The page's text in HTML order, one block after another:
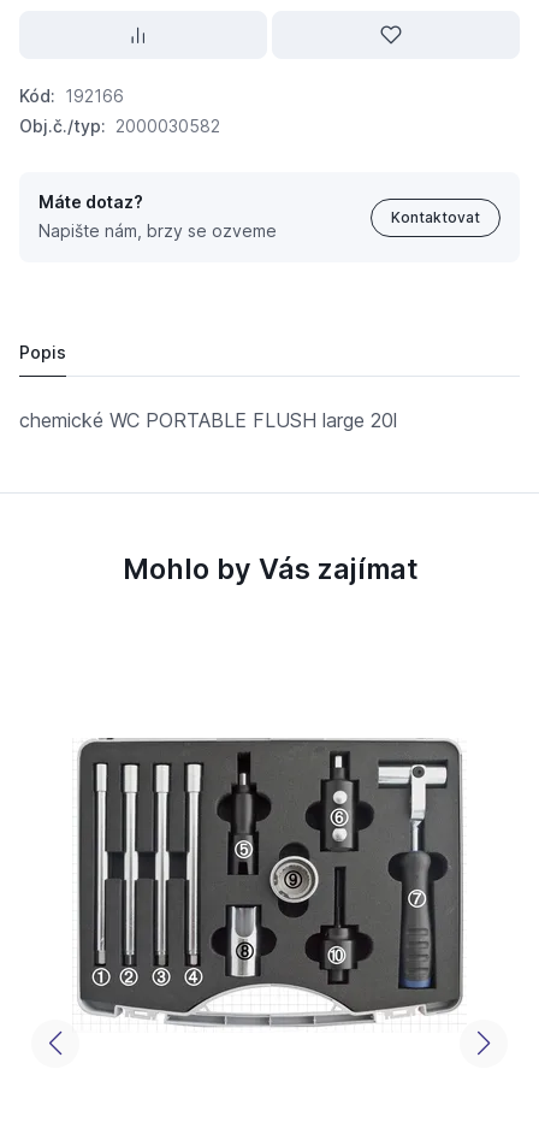
Kód: 192166
Obj.č./typ: 2000030582
Máte dotaz?
Napište nám, brzy se ozveme
Kontaktovat
Popis
chemické WC PORTABLE FLUSH large 20l
Mohlo by Vás zajímat